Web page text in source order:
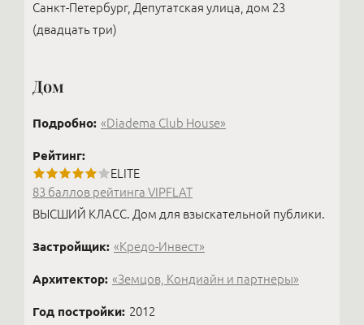
Санкт-Петербург, Депутатская улица, дом 23
(двадцать три)
Дом
Подробно: «Diadema Club House»
Рейтинг:
ELITE
83 баллов рейтинга VIPFLAT
ВЫСШИЙ КЛАСС. Дом для взыскательной публики.
Застройщик: «Кредо-Инвест»
Архитектор: «Земцов, Кондиайн и партнеры»
Год постройки: 2012